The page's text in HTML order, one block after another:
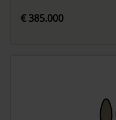
€ 385.000